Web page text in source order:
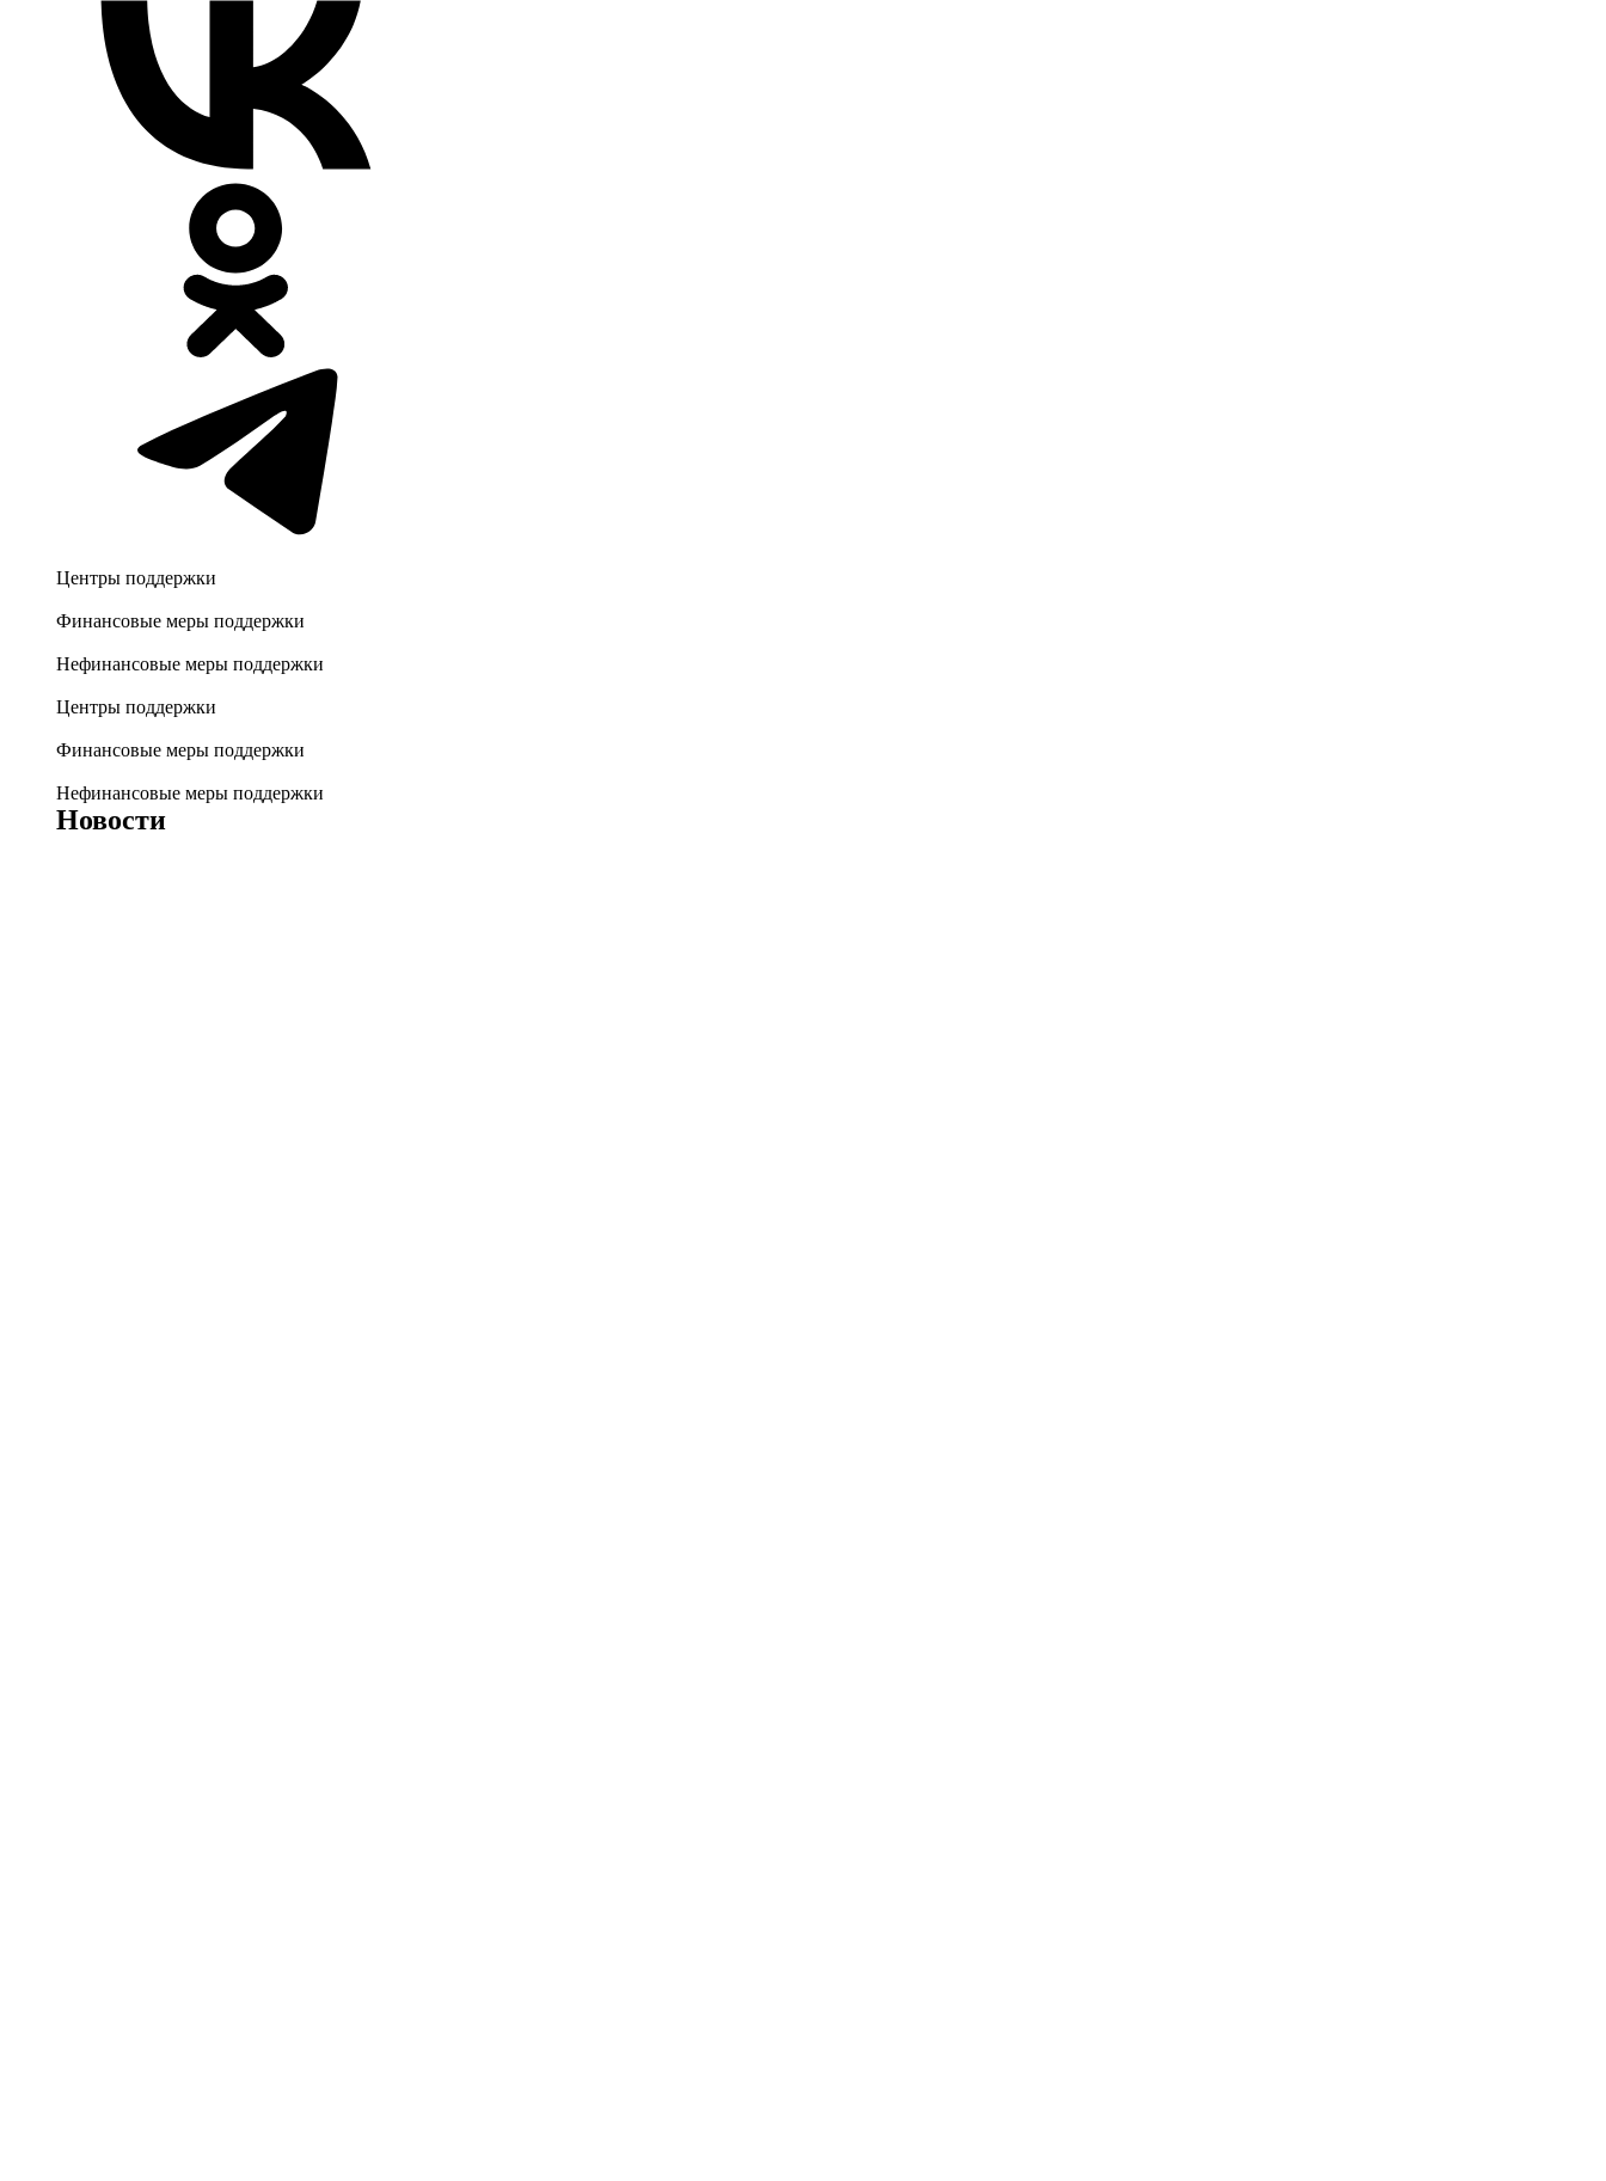
Центры поддержки
Финансовые меры поддержки
Нефинансовые меры поддержки
Центры поддержки
Финансовые меры поддержки
Нефинансовые меры поддержки
Новости